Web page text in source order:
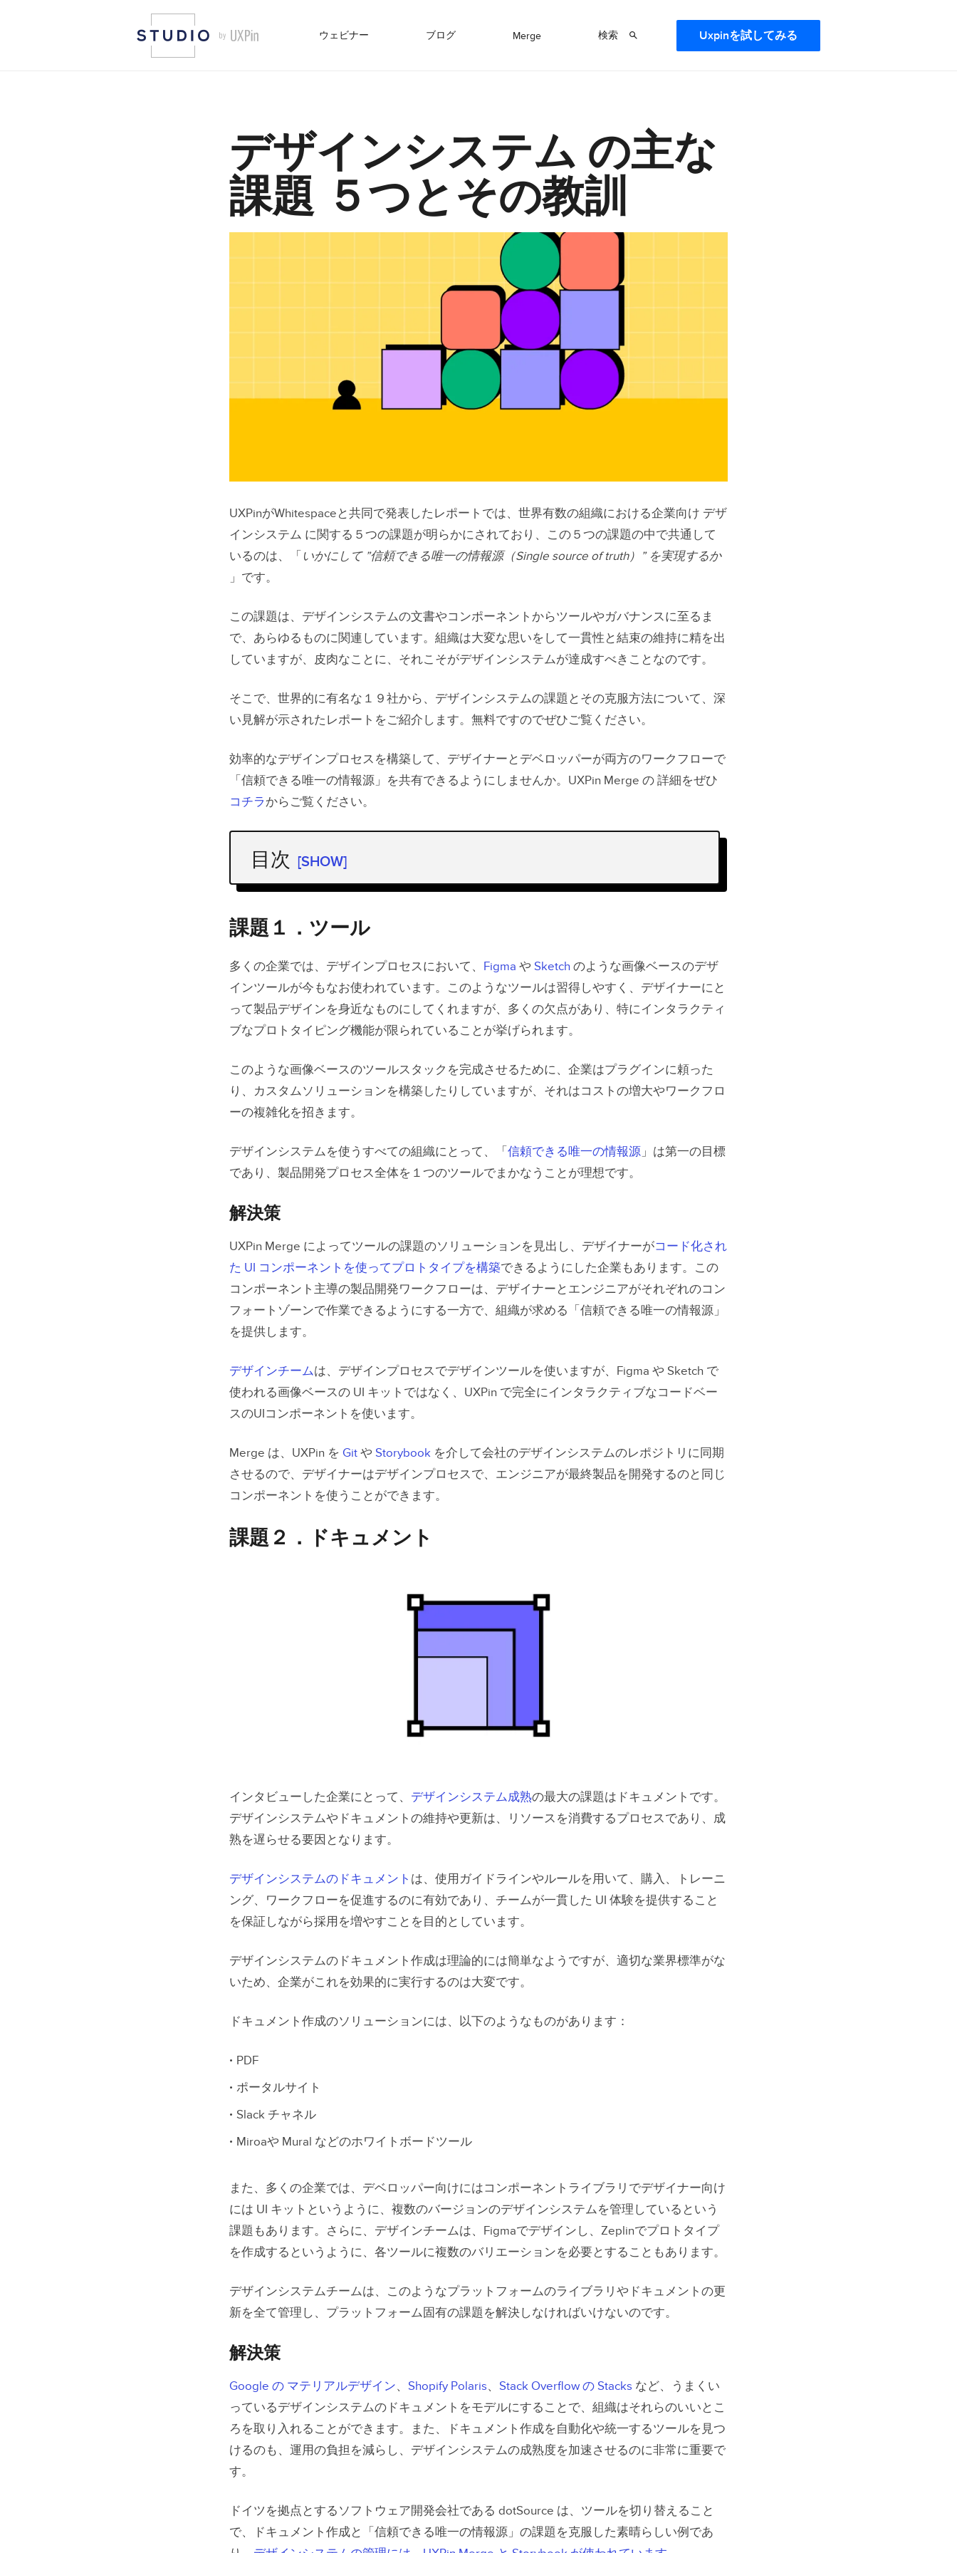
ウェビナー ブログ Merge 検索 Uxpinを試してみる
デザインシステム の主な
課題 ５つとその教訓
UXPinがWhitespaceと共同で発表したレポートでは、世界有数の組織における企業向け デザ
インシステム に関する５つの課題が明らかにされており、この５つの課題の中で共通して
いるのは、「 いかにして ”信頼できる唯一の情報源（Single source of truth）” を実現するか
」です。
この課題は、デザインシステムの文書やコンポーネントからツールやガバナンスに至るま
で、あらゆるものに関連しています。組織は大変な思いをして一貫性と結束の維持に精を出
していますが、皮肉なことに、それこそがデザインシステムが達成すべきことなのです。
そこで、世界的に有名な１９社から、デザインシステムの課題とその克服方法について、深
い見解が示されたレポートをご紹介します。無料ですのでぜひご覧ください。
効率的なデザインプロセスを構築して、デザイナーとデベロッパーが両方のワークフローで
「信頼できる唯一の情報源」を共有できるようにしませんか。UXPin Merge の 詳細をぜひ
コチラからご覧ください。
目次 [SHOW]
課題１．ツール
解決策
課題２．ドキュメント
解決策
課題３．ガバナンス
課題４．採用
課題５．成熟度
課題１．ツール
多くの企業では、デザインプロセスにおいて、 Figma や Sketch のような画像ベースのデザ
インツールが今もなお使われています。このようなツールは習得しやすく、デザイナーにと
って製品デザインを身近なものにしてくれますが、多くの欠点があり、特にインタラクティ
ブなプロトタイピング機能が限られていることが挙げられます。
このような画像ベースのツールスタックを完成させるために、企業はプラグインに頼った
り、カスタムソリューションを構築したりしていますが、それはコストの増大やワークフロ
ーの複雑化を招きます。
デザインシステムを使うすべての組織にとって、「 信頼できる唯一の情報源 」は第一の目標
であり、製品開発プロセス全体を１つのツールでまかなうことが理想です。
解決策
UXPin Merge によってツールの課題のソリューションを見出し、デザイナーがコード化され
た UI コンポーネントを使ってプロトタイプを構築できるようにした企業もあります。この
コンポーネント主導の製品開発ワークフローは、デザイナーとエンジニアがそれぞれのコン
フォートゾーンで作業できるようにする一方で、組織が求める「信頼できる唯一の情報源」
を提供します。
デザインチームは、デザインプロセスでデザインツールを使いますが、Figma や Sketch で
使われる画像ベースの UI キットではなく、UXPin で完全にインタラクティブなコードベー
スのUIコンポーネントを使います。
Merge は、UXPin を Git や Storybook を介して会社のデザインシステムのレポジトリに同期
させるので、デザイナーはデザインプロセスで、エンジニアが最終製品を開発するのと同じ
コンポーネントを使うことができます。
課題２．ドキュメント
インタビューした企業にとって、 デザインシステム成熟の最大の課題はドキュメントです。
デザインシステムやドキュメントの維持や更新は、リソースを消費するプロセスであり、成
熟を遅らせる要因となります。
デザインシステムのドキュメント は、使用ガイドラインやルールを用いて、購入、トレーニ
ング、ワークフローを促進するのに有効であり、チームが一貫した UI 体験を提供すること
を保証しながら採用を増やすことを目的としています。
デザインシステムのドキュメント作成は理論的には簡単なようですが、適切な業界標準がな
いため、企業がこれを効果的に実行するのは大変です。
ドキュメント作成のソリューションには、以下のようなものがあります：
PDF
ポータルサイト
Slack チャネル
Miroaや Mural などのホワイトボードツール
また、多くの企業では、デベロッパー向けにはコンポーネントライブラリでデザイナー向け
には UI キットというように、複数のバージョンのデザインシステムを管理しているという
課題もあります。さらに、デザインチームは、Figmaでデザインし、Zeplinでプロトタイプ
を作成するというように、各ツールに複数のバリエーションを必要とすることもあります。
デザインシステムチームは、このようなプラットフォームのライブラリやドキュメントの更
新を全て管理し、プラットフォーム固有の課題を解決しなければいけないのです。
解決策
Google の マテリアルデザイン、 Shopify Polaris、 Stack Overflow の Stacks など、うまくい
っているデザインシステムのドキュメントをモデルにすることで、組織はそれらのいいとこ
ろを取り入れることができます。また、ドキュメント作成を自動化や統一するツールを見つ
けるのも、運用の負担を減らし、デザインシステムの成熟度を加速させるのに非常に重要で
す。
ドイツを拠点とするソフトウェア開発会社である dotSource は、ツールを切り替えること
で、ドキュメント作成と「信頼できる唯一の情報源」の課題を克服した素晴らしい例であ